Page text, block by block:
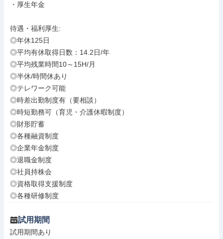
・厚生年金
待遇・福利厚生:
◎年休125日
◎平均有休取得日数：14.2日/年
◎平均残業時間10～15H/月
◎半休/時間休あり
◎テレワーク可能
◎時差出勤制度有（要相談）
◎時短勤務可（育児・介護休暇制度）
◎財形貯蓄
◎各種融資制度
◎企業年金制度
◎退職金制度
◎社員持株会
◎資格取得支援制度
◎各種研修制度
試用期間
試用期間あり